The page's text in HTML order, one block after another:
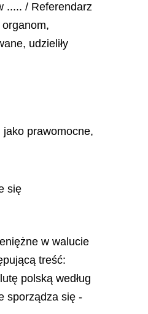
..... / Referendarz
udzieliły
prawomocne,
się
w walucie
treść:
polską według
sporządza się -